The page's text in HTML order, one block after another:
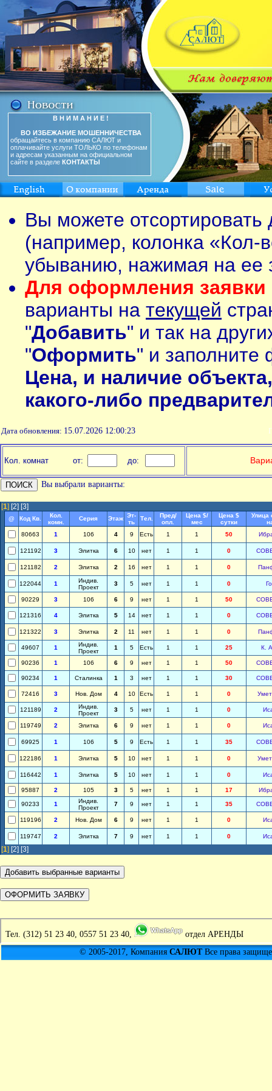
В Н И М А Н И Е !
ВО ИЗБЕЖАНИЕ МОШЕННИЧЕСТВА
обращайтесь в компанию САЛЮТ и
оплачивайте услуги ТОЛЬКО по телефонам
и адресам указанным на официальном
сайте в разделе КОНТАКТЫ
Вы можете
(например, колонка «Кол-
убыванию, нажимая на ее
Для оформления заявки
варианты на текущей
"Добавить" и так на
"Оформить" и заполните
Цена, и наличие
какого-либо
Дата обновления: 15.07.2026 12:00:23
Кол. комнат от: до:
Вы выбрали варианты:
[1] [2] [3]
@ Код Кв.
Кол.
комн.
Серия Этаж Эт-
ть
Тел.
Пред/
опл.
Цена $/
мес
Цена $
сутки
Улица
80663
1 106 4 9 Есть 1 1 50
121192 3 Элитка 6 10 нет 1 1 0
121182 2 Элитка 2 16 нет 1 1 0
122044 1
Индив.
Проект
3 5 нет 1 1 0
90229 3 106 6 9 нет 1 1 50
121316 4 Элитка 5 14 нет 1 1 0
121322 3 Элитка 2 11 нет 1 1 0
49607 1
Индив.
Проект
1 5 Есть 1 1 25 К.
90236 1 106 6 9 нет 1 1 50
90234 1 Сталинка 1 3 нет 1 1 30
72416 3 Нов. Дом 4 10 Есть 1 1 0
121189 2
Индив.
Проект
3 5 нет 1 1 0
119749 2 Элитка 6 9 нет 1 1 0
69925 1 106 5 9 Есть 1 1 35
122186 1 Элитка 5 10 нет 1 1 0
116442 1 Элитка 5 10 нет 1 1 0
95887 2 105 3 5 нет 1 1 17
90233 1
Индив.
Проект
7 9 нет 1 1 35
119196 2 Нов. Дом 6 9 нет 1 1 0
119747 2 Элитка 7 9 нет 1 1 0
[1] [2] [3]
Тел. (312) 51 23 40, 0557 51 23 40,
отдел АРЕНДЫ
© 2005-2017, Компания САЛЮТВсе права